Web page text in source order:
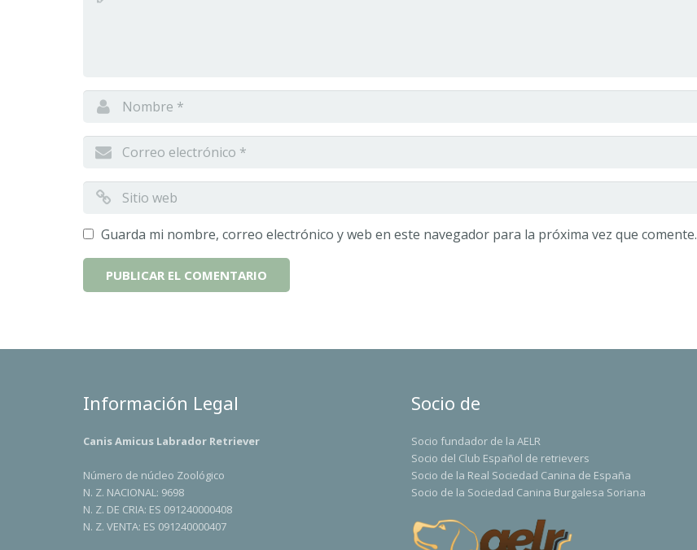
Guarda mi nombre, correo electrónico y web en este navegador para la próxima vez que comente.
Información Legal
Canis Amicus Labrador Retriever
Número de núcleo Zoológico
N. Z. NACIONAL: 9698
N. Z. DE CRIA: ES 091240000408
N. Z. VENTA: ES 091240000407
Socio de
Socio fundador de la AELR
Socio del Club Español de retrievers
Socio de la Real Sociedad Canina de España
Socio de la Sociedad Canina Burgalesa Soriana